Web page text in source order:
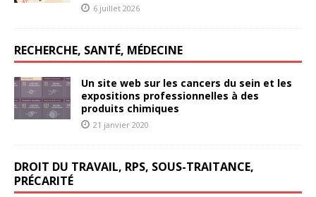
6 juillet 2026
RECHERCHE, SANTÉ, MÉDECINE
Un site web sur les cancers du sein et les
expositions professionnelles à des
produits chimiques
21 janvier 2020
DROIT DU TRAVAIL, RPS, SOUS-TRAITANCE,
PRÉCARITÉ